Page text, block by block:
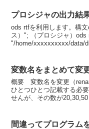
プロシジャの出力結
ods rtfを利用します。構
ス）"; （プロシジャ）
"/home/xxxxxxxxxx/data/
変数名をまとめて変
概要 変数名を変更（
ひとつひとつ記載する必
せんが、その数が
間違ってプログラム